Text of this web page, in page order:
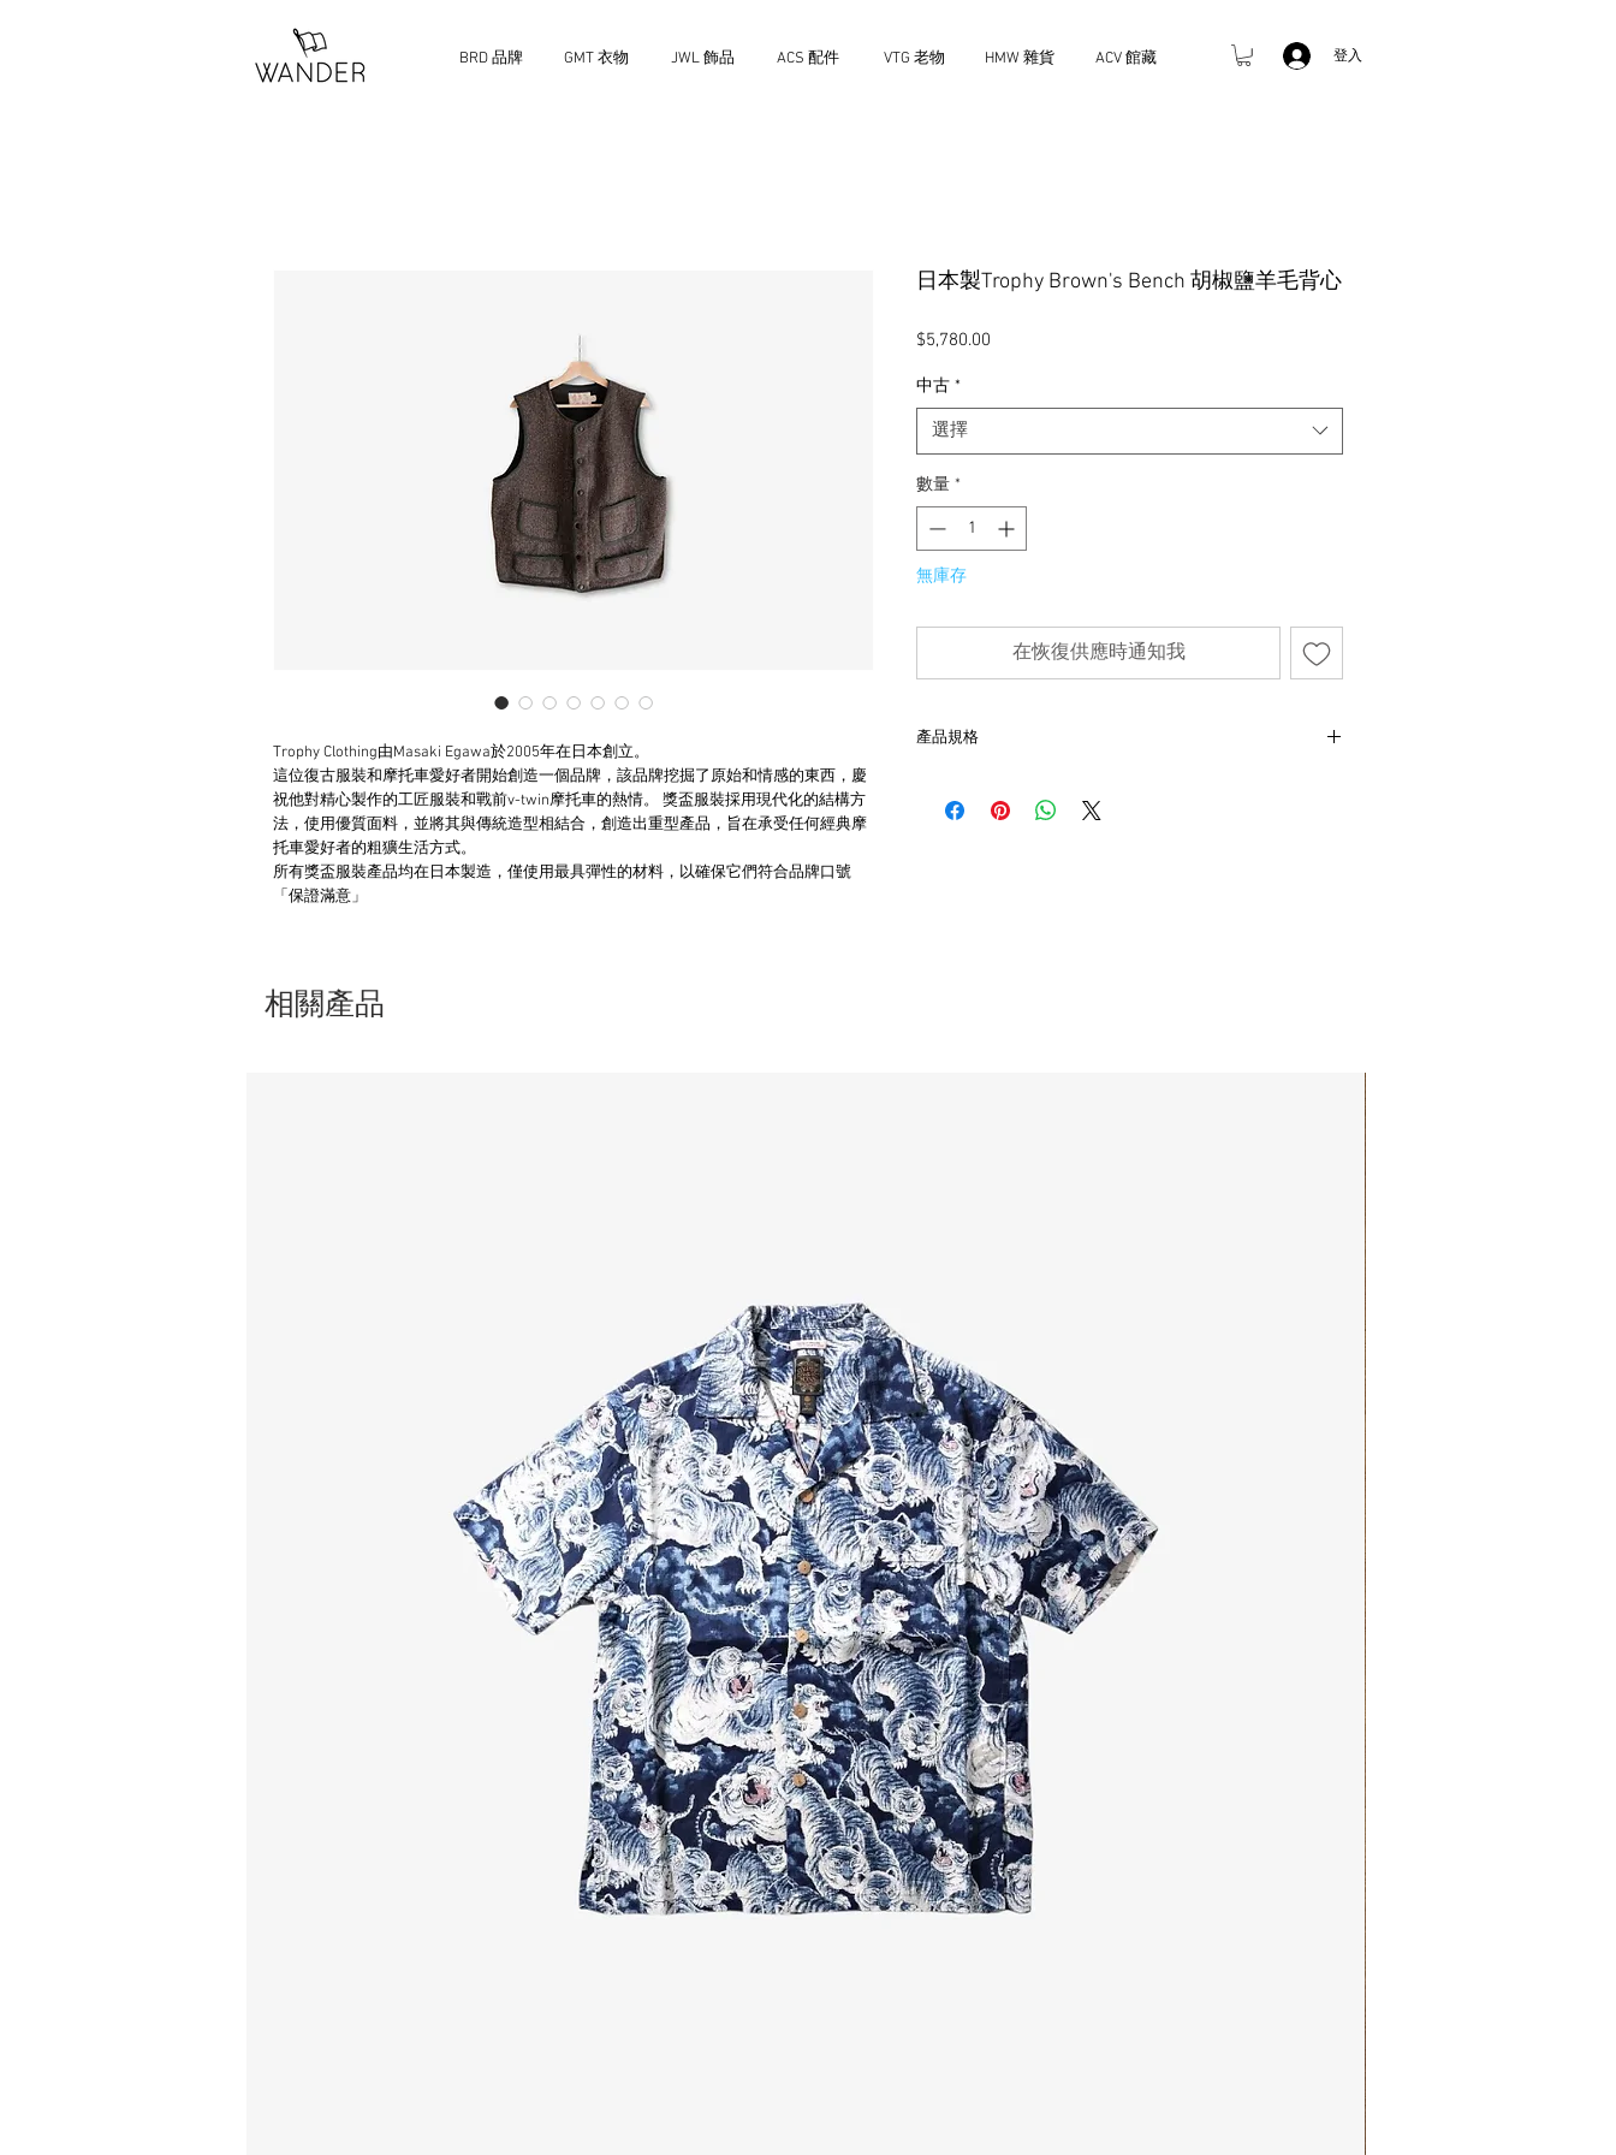
BRD 品牌 GMT 衣物 JWL 飾品 ACS 配件 VTG 老物 HMW 雜貨 ACV 館藏 登入
Trophy Clothing由Masaki Egawa於2005年在日本創立。
這位復古服裝和摩托車愛好者開始創造一個品牌，該品牌挖掘了原始和情感的東西，慶
祝他對精心製作的工匠服裝和戰前v-twin摩托車的熱情。 獎盃服裝採用現代化的結構方
法，使用優質面料，並將其與傳統造型相結合，創造出重型產品，旨在承受任何經典摩
托車愛好者的粗獷生活方式。
所有獎盃服裝產品均在日本製造，僅使用最具彈性的材料，以確保它們符合品牌口號
「保證滿意」
日本製Trophy Brown's Bench 胡椒鹽羊毛背心
$5,780.00
中古 *
選擇
數量 *
無庫存
在恢復供應時通知我
產品規格
- 近代復刻品
相關產品